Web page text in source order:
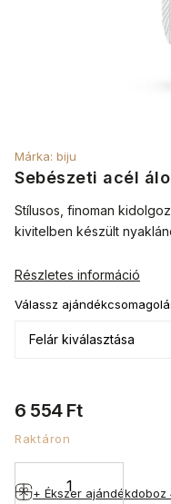
Sebészeti acél
Márka: biju
6 554 Ft
Raktáron
Válassz
+ Ékszer ajándékdoboz
Stílusos, finoman
kivitelben készült
Részletes információ